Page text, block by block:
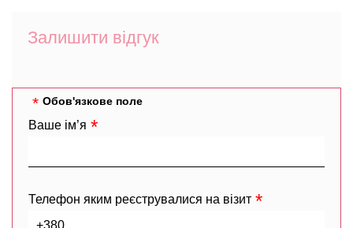
Залишити відгук
Обов'язкове поле
Ваше ім’я
Телефон яким реєструвалися на візит